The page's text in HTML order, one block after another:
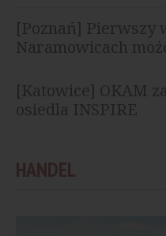
[Poznań] Pierwszy
Naramowicach
[Katowice] OKAM
osiedla INSPIRE
HANDEL